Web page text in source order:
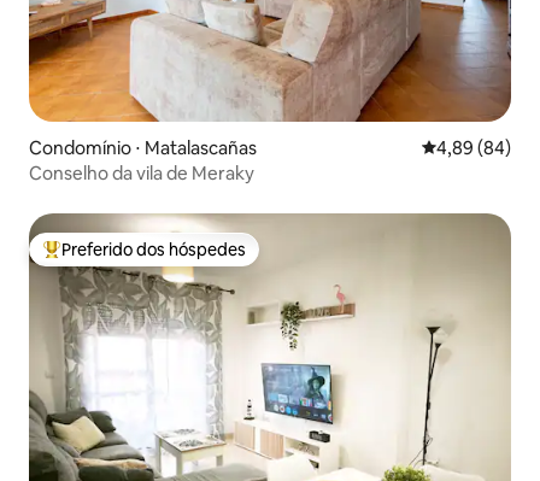
Condomínio ⋅ Matalascañas 4,89 de uma
4,89 (84)
Conselho da vila de Meraky
Entre os melhores preferidos dos hóspedes
Preferido dos hóspedes